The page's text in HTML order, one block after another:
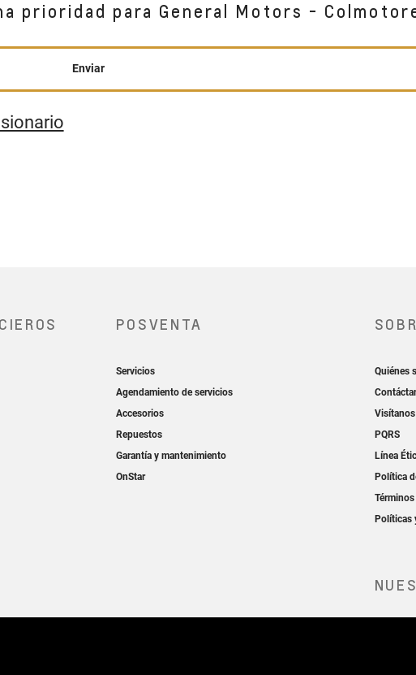
prioridad para General Motors -
Enviar